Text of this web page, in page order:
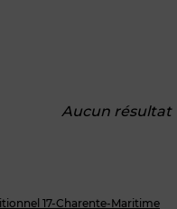
Aucun résultat
17-Charente-Maritime